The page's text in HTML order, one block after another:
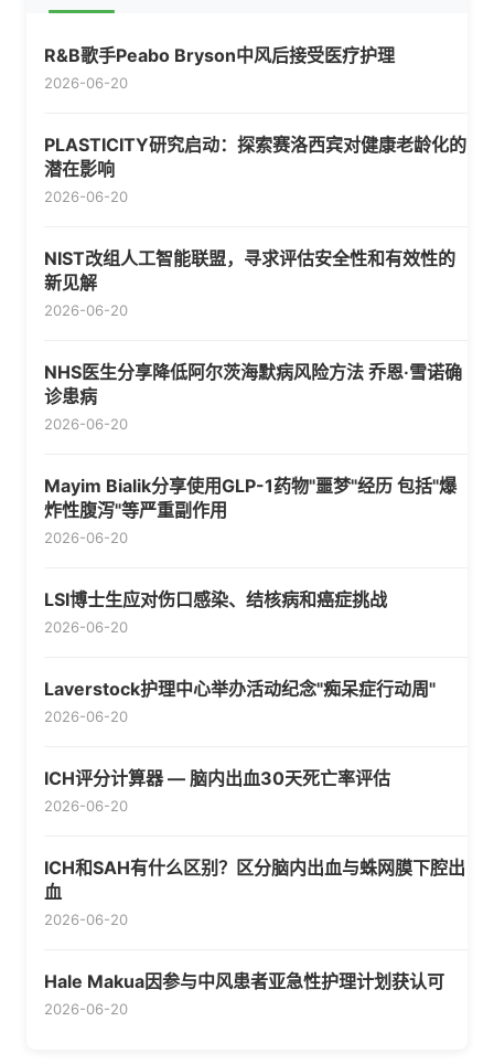
R&B歌手Peabo Bryson中风后接受医疗护理
2026-06-20
PLASTICITY研究启动：探索赛洛西宾对健康老龄化的
潜在影响
2026-06-20
NIST改组人工智能联盟，寻求评估安全性和有效性的
新见解
2026-06-20
NHS医生分享降低阿尔茨海默病风险方法 乔恩·雪诺确
诊患病
2026-06-20
Mayim Bialik分享使用GLP-1药物"噩梦"经历 包括"爆
炸性腹泻"等严重副作用
2026-06-20
LSI博士生应对伤口感染、结核病和癌症挑战
2026-06-20
Laverstock护理中心举办活动纪念"痴呆症行动周"
2026-06-20
ICH评分计算器 — 脑内出血30天死亡率评估
2026-06-20
ICH和SAH有什么区别？区分脑内出血与蛛网膜下腔出
血
2026-06-20
Hale Makua因参与中风患者亚急性护理计划获认可
2026-06-20